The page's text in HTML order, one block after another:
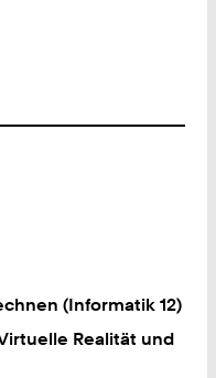
(Informatik 12)
Realität und